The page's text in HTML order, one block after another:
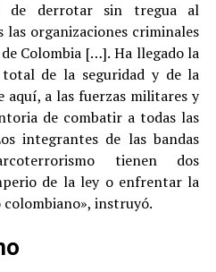
de derrotar sin tregua al
organizaciones criminales
Colombia […]. Ha llegado la
de la seguridad y de la
aquí, a las fuerzas militares y
de combatir a todas las
integrantes de las bandas
tienen dos
de la ley o enfrentar la
colombiano», instruyó.